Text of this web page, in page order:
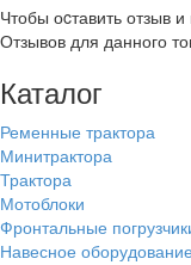
Чтобы оcтавить отзыв
Отзывов для данного
Каталог
Ременные трактора
Минитрактора
Трактора
Мотоблоки
Фронтальные
Навесное оборудование